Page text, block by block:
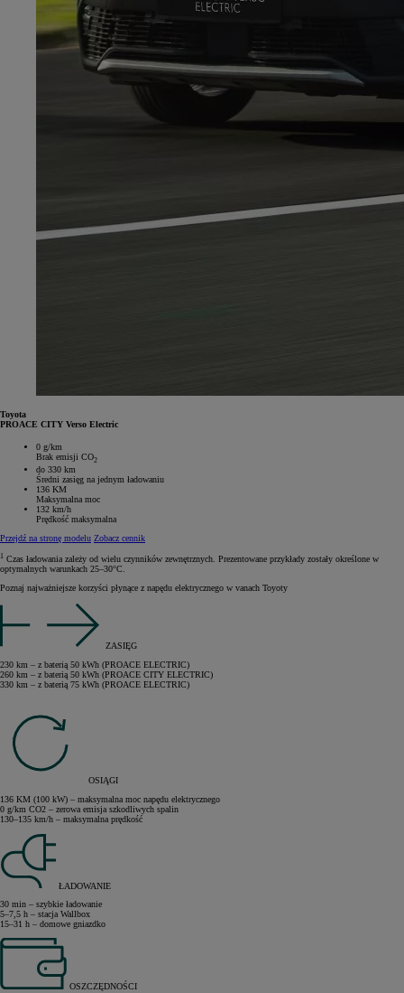
Toyota
PROACE CITY Verso Electric
0 g/km
Brak emisji CO2
do 330 km
Średni zasięg na jednym ładowaniu
136 KM
Maksymalna moc
132 km/h
Prędkość maksymalna
Przejdź na stronę modelu Zobacz cennik
1 Czas ładowania zależy od wielu czynników zewnętrznych. Prezentowane przykłady zostały określone w
optymalnych warunkach 25–30°C.
Poznaj najważniejsze korzyści płynące z napędu elektrycznego w vanach Toyoty
ZASIĘG
230 km – z baterią 50 kWh (PROACE ELECTRIC)
260 km – z baterią 50 kWh (PROACE CITY ELECTRIC)
330 km – z baterią 75 kWh (PROACE ELECTRIC)
OSIĄGI
136 KM (100 kW) – maksymalna moc napędu elektrycznego
0 g/km CO2 – zerowa emisja szkodliwych spalin
130–135 km/h – maksymalna prędkość
ŁADOWANIE
30 min – szybkie ładowanie
5–7,5 h – stacja Wallbox
15–31 h – domowe gniazdko
OSZCZĘDNOŚCI